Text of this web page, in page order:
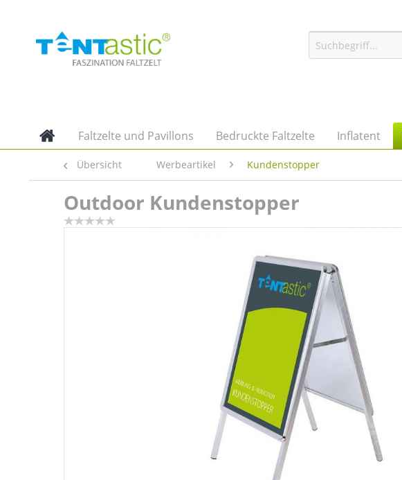
Faltzelte und Pavillons Bedruckte Faltzelte Inflatent
Übersicht Werbeartikel Kundenstopper
Outdoor Kundenstopper